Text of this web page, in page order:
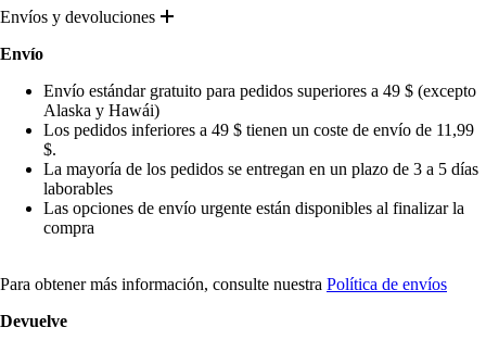
Envíos y devoluciones
Envío
Envío estándar gratuito para pedidos superiores a 49 $ (excepto
Alaska y Hawái)
Los pedidos inferiores a 49 $ tienen un coste de envío de 11,99
$.
La mayoría de los pedidos se entregan en un plazo de 3 a 5 días
laborables
Las opciones de envío urgente están disponibles al finalizar la
compra
Para obtener más información, consulte nuestra Política de envíos
Devuelve